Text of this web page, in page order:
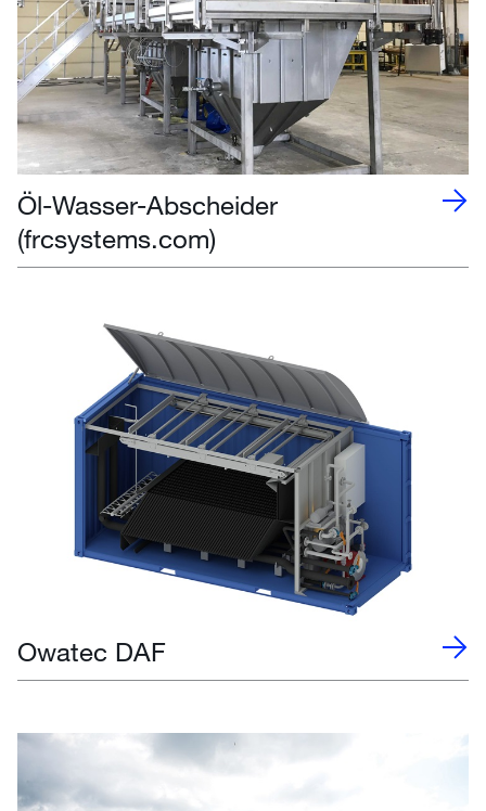
Öl-Wasser-Abscheider
(frcsystems.com)
Owatec DAF